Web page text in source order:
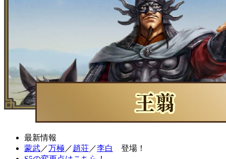
最新情報
蒙武／万極／趙荘／李白
登場！